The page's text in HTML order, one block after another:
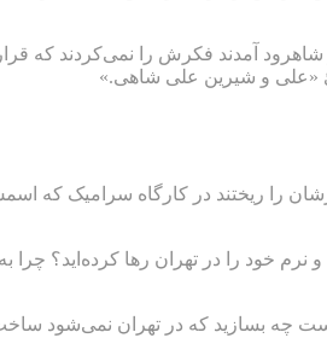
شاهرود آمدند فکرش را نمی‌کردند که
«علی و شیرین علی شاهی.»
شدند همه دارو ندارشان را ریختند در
نرم خود را در تهران رها کرده‌اید؟
چه بسازید که در تهران نمی‌شود